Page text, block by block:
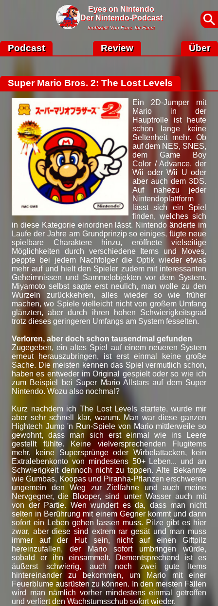
Eyes on Nintendo
Der Nintendo-Podcast
Inoffiziell! Von Fans, für Fans!
Podcast Review Über
Super Mario Bros. 2: The Lost Levels
Ein 2D-Jumper mit
Mario in der
Hauptrolle ist heute
schon lange keine
Seltenheit mehr. Ob
auf dem NES, SNES,
dem Game Boy
Color / Advance, der
Wii oder Wii U oder
aber auch dem 3DS.
Auf nahezu jeder
Nintendoplattform
lässt sich ein Spiel
finden, welches sich
in diese Kategorie einordnen lässt. Nintendo änderte im
Laufe der Jahre am Grundprinzip so einiges, fügte neue
spielbare Charaktere hinzu, eröffnete vielseitige
Möglichkeiten durch verschiedene Items und Moves,
peppte bei jedem Nachfolger die Optik wieder etwas
mehr auf und hielt den Spieler zudem mit interessanten
Geheimnissen und Sammelobjekten vor dem System.
Miyamoto selbst sagte erst neulich, man wolle zu den
Wurzeln zurückkehren, alles wieder so wie früher
machen, wo Spiele vielleicht nicht von großem Umfang
glänzten, aber durch ihren hohen Schwierigkeitsgrad
trotz dieses geringeren Umfangs am System fesselten.
Verloren, aber doch schon tausendmal gefunden
Zugegeben, ein altes Spiel auf einem neueren System
erneut herauszubringen, ist erst einmal keine große
Sache. Die meisten kennen das Spiel vermutlich schon,
haben es entweder im Original gespielt oder so wie ich
zum Beispiel bei Super Mario Allstars auf dem Super
Nintendo. Wozu also nochmal?
Kurz nachdem ich The Lost Levels startete, wurde mir
aber sehr schnell klar, warum. Man war diese ganzen
Hightech Jump 'n Run-Spiele von Mario mittlerweile so
gewohnt, dass man sich erst einmal wie ins Leere
gestellt fühlte. Keine vielversprechenden Flugitems
mehr, keine Supersprünge oder Wirbelattacken, kein
Extralebenkonto von mindestens 50+ Leben... und an
Schwierigkeit dennoch nicht zu toppen. Alte Bekannte
wie Gumbas, Koopas und Piranha-Pflanzen erschweren
ungemein den Weg zur Zielfahne und auch meine
Nervgegner, die Blooper, sind unter Wasser auch mit
von der Partie. Wen wundert es da, dass man nicht
selten in Berührung mit einem Gegner kommt und dann
sofort ein Leben gehen lassen muss. Pilze gibt es hier
zwar, aber diese sind extrem rar gesät und man muss
immer auf der Hut sein, nicht auf einen Giftpilz
hereinzufallen, der Mario sofort umbringen würde,
sobald er ihn einsammelt. Dementsprechend ist es
äußerst schwierig, auch noch zwei gute Items
hintereinander zu bekommen, um Mario mit einer
Feuerblume ausrüsten zu können. In den meisten Fällen
wird man nämlich vorher mindestens einmal getroffen
und verliert den Wachstumsschub sofort wieder.